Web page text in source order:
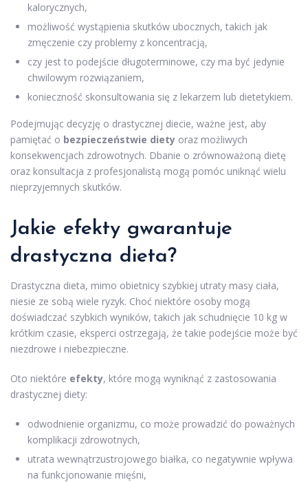
kalorycznych,
możliwość wystąpienia skutków ubocznych, takich jak
zmęczenie czy problemy z koncentracją,
czy jest to podejście długoterminowe, czy ma być jedynie
chwilowym rozwiązaniem,
konieczność skonsultowania się z lekarzem lub dietetykiem.
Podejmując decyzję o drastycznej diecie, ważne jest, aby
pamiętać o bezpieczeństwie diety oraz możliwych
konsekwencjach zdrowotnych. Dbanie o zrównoważoną dietę
oraz konsultacja z profesjonalistą mogą pomóc uniknąć wielu
nieprzyjemnych skutków.
Jakie efekty gwarantuje
drastyczna dieta?
Drastyczna dieta, mimo obietnicy szybkiej utraty masy ciała,
niesie ze sobą wiele ryzyk. Choć niektóre osoby mogą
doświadczać szybkich wyników, takich jak schudnięcie 10 kg w
krótkim czasie, eksperci ostrzegają, że takie podejście może być
niezdrowe i niebezpieczne.
Oto niektóre efekty, które mogą wyniknąć z zastosowania
drastycznej diety:
odwodnienie organizmu, co może prowadzić do poważnych
komplikacji zdrowotnych,
utrata wewnątrzustrojowego białka, co negatywnie wpływa
na funkcjonowanie mięśni,